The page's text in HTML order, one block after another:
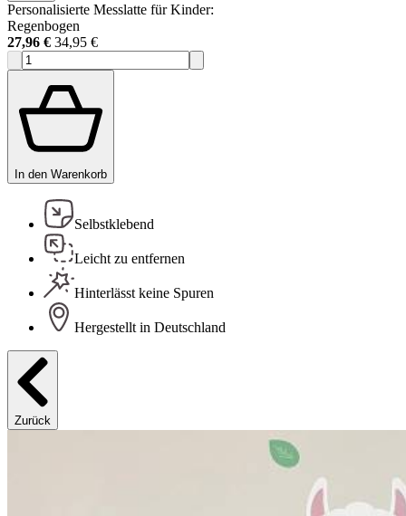
Personalisierte Messlatte für Kinder:
Regenbogen
27,96 € 34,95 €
In den Warenkorb
Selbstklebend
Leicht zu entfernen
Hinterlässt keine Spuren
Hergestellt in Deutschland
Zurück